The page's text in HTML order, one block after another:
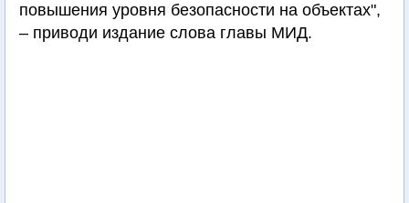
повышения уровня безопасности на объектах",
– приводи издание слова главы МИД.